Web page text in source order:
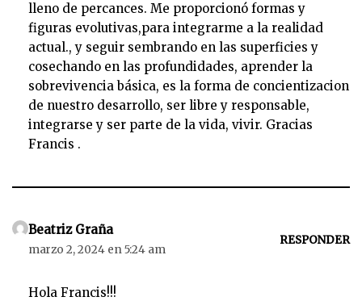
lleno de percances. Me proporcionó formas y
figuras evolutivas,para integrarme a la realidad
actual., y seguir sembrando en las superficies y
cosechando en las profundidades, aprender la
sobrevivencia básica, es la forma de concientizacion
de nuestro desarrollo, ser libre y responsable,
integrarse y ser parte de la vida, vivir. Gracias
Francis .
Beatriz Graña
marzo 2, 2024 en 5:24 am
RESPONDER
Hola Francis!!!